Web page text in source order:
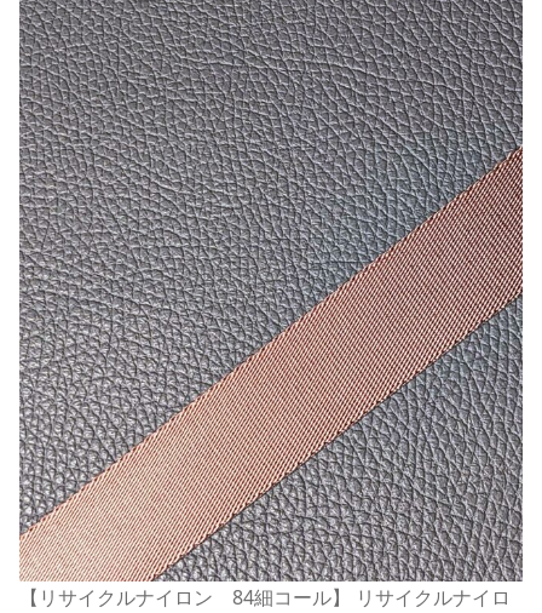
【リサイクルナイロン 84細コール】 リサイクルナイロ